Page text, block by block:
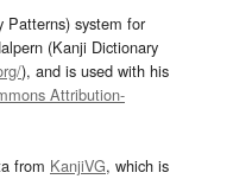
system for
(Kanji Dictionary
), and is used with his
Attribution-
from KanjiVG, which is